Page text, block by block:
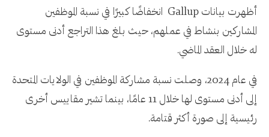
أظهرت بيانات Gallup انخفاضًا كبيرًا في نسبة الموظفين
المشاركين بنشاط في عملهم، حيث بلغ هذا التراجع أدنى مستوى
له خلال العقد الماضي.
في عام 2024، وصلت نسبة مشاركة الموظفين في الولايات المتحدة
إلى أدنى مستوى لها خلال 11 عامًا، بينما تشير مقاييس أخرى
رئيسية إلى صورة أكثر قتامة.